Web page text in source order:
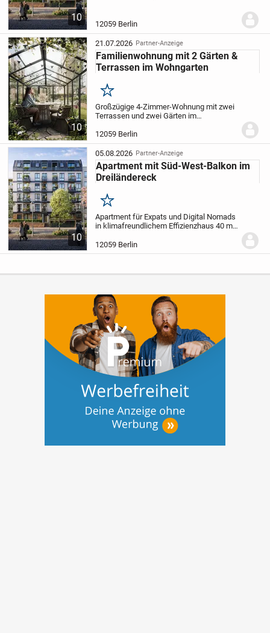
10
Dreiländereck. Gemeinsam gestalten wir
12059 Berlin
10
21.07.2026 Partner-Anzeige
Familienwohnung mit 2 Gärten &
Terrassen im Wohngarten
Merken
Großzügige 4-Zimmer-Wohnung mit zwei
Terrassen und zwei Gärten im
zentraler Lage mit weiterem
Gemeinschaftsgarten in
klimafreundlichen Effizienz­haus 40 mit...
12059 Berlin
10
05.08.2026 Partner-Anzeige
Apartment mit Süd-West-Balkon im
Dreiländereck
Merken
Apartment für Expats und Digital Nomads
in klimafreundlichem Effizienz­haus 40 mit
Abschreibung nach
Wachstumschancengesetz. Kompakte,
12059 Berlin